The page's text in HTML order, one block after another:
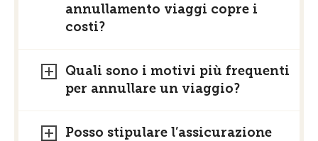
annullamento viaggi copre i
costi?
Quali sono i motivi più frequenti
per annullare un viaggio?
Posso stipulare l’assicurazione